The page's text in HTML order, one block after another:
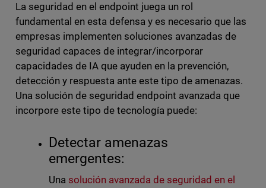
La seguridad en el endpoint juega un rol
fundamental en esta defensa y es necesario que las
empresas implementen soluciones avanzadas de
seguridad capaces de integrar/incorporar
capacidades de IA que ayuden en la prevención,
detección y respuesta ante este tipo de amenazas.
Una solución de seguridad endpoint avanzada que
incorpore este tipo de tecnología puede:
Detectar amenazas
emergentes:
Una solución avanzada de seguridad en el